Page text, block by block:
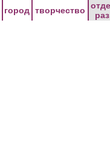
город творчество